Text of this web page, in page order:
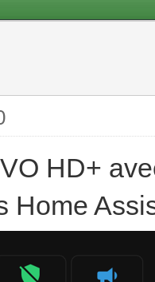
HD+
Home